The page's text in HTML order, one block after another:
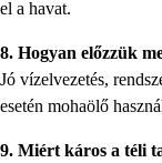
el a havat.
8. Hogyan előzzük
Jó vízelvezetés,
esetén mohaölő
9. Miért káros a téli